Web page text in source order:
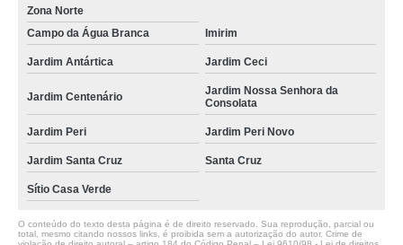
cristalização do carro Vila Maria
oficina de cristalização de pintura automotiva Francisco Morato
oficina de cristalização de pintura Santa Isabel
orçamento de cristalização pintura Jardim Franca
cristalização pintura ALDEIA DA SERRA
oficina de cristalização pintura Cachoeirinha
orçamento de cristalização e espelhamento Francisco Morato
oficina de cristalização e espelhamento Osasco
Zona Norte
Campo da Água Branca
Imirim
Jardim Antártica Jardim Ceci
Jardim Centenário
Jardim Nossa Senhora da
Consolata
Jardim Peri Jardim Peri Novo
Jardim Santa Cruz Santa Cruz
Sítio Casa Verde
O conteúdo do texto desta página é de direito reservado. Sua reprodução, parcial ou
total, mesmo citando nossos links, é proibida sem a autorização do autor. Crime de